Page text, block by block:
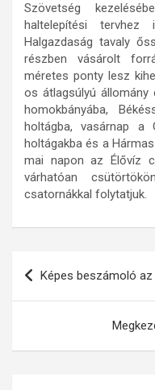
Szövetség
haltelepítési tervhez
Halgazdaság tavaly
részben vásárolt
méretes ponty lesz
os átlagsúlyú
homokbányába,
holtágba, vasárnap a
holtágakba és a
mai napon az Élővíz
várhatóan
csatornákkal folytatjuk.
Bejegyzés
navigáció
Képes beszámoló